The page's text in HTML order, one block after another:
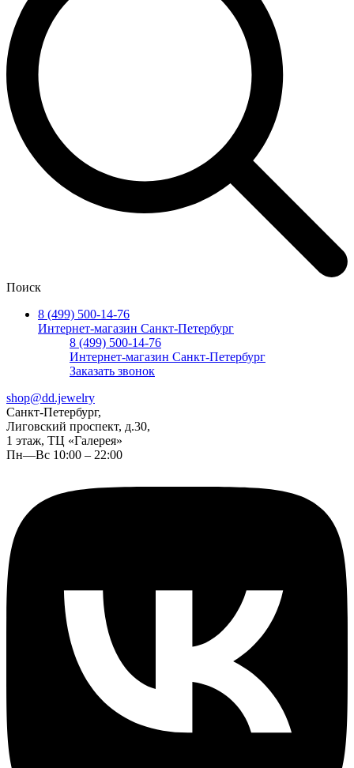
Поиск
8 (499) 500-14-76
Интернет-магазин Санкт-Петербург
8 (499) 500-14-76
Интернет-магазин Санкт-Петербург
Заказать звонок
shop@dd.jewelry
Санкт-Петербург,
Лиговский проспект, д.30,
1 этаж, ТЦ «Галерея»
Пн—Вс 10:00 – 22:00